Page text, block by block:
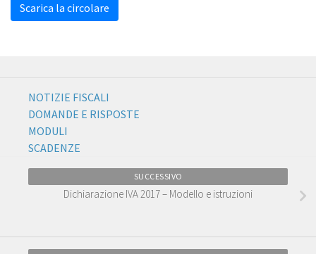
Scarica la circolare
NOTIZIE FISCALI
DOMANDE E RISPOSTE
MODULI
SCADENZE
SUCCESSIVO
Dichiarazione IVA 2017 – Modello e istruzioni